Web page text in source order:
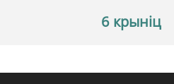
6 крыніц